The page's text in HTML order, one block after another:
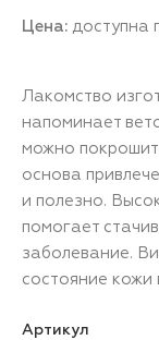
Цена: доступна
Лакомство
напоминает
можно
основа
и полезно.
помогает
заболевание.
состояние кожи
Артикул